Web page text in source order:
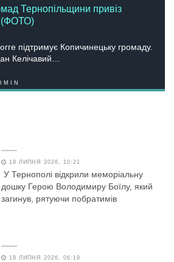
Тернопільщини привіз
(ФОТО)
підтримує Копичинецьку громаду.
Келічавий…
18 ЛИПНЯ 2026, 10:21
У Тернополі відкрили меморіальну
дошку Герою Володимиру Боїлу, який
загинув, рятуючи побратимів
18 ЛИПНЯ 2026, 06:19